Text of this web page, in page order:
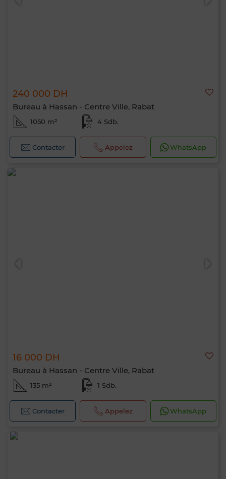
240 000 DH
Bureau à Hassan - Centre Ville, Rabat
1050 m² 4 Sdb.
Contacter Appelez WhatsApp
16 000 DH
Bureau à Hassan - Centre Ville, Rabat
135 m² 1 Sdb.
Contacter Appelez WhatsApp